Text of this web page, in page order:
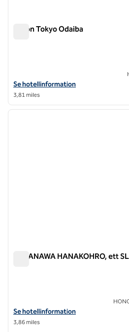
Hilton Tokyo Odaiba
Visa hotelluppgifter för Hilton Tokyo
Se hotellinformation
3,81 miles
1 av 12
TAKANAWA HANAKOHRO, ett
Visa hotelluppgifter för TAKANAWA
Se hotellinformation
3,86 miles